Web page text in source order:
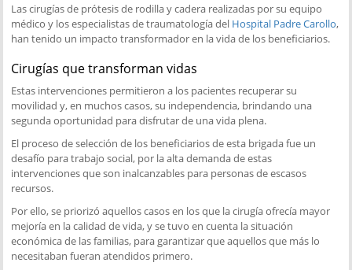
Las cirugías de prótesis de rodilla y cadera realizadas por su equipo
médico y los especialistas de traumatología del Hospital Padre Carollo,
han tenido un impacto transformador en la vida de los beneficiarios.
Cirugías que transforman vidas
Estas intervenciones permitieron a los pacientes recuperar su
movilidad y, en muchos casos, su independencia, brindando una
segunda oportunidad para disfrutar de una vida plena.
El proceso de selección de los beneficiarios de esta brigada fue un
desafío para trabajo social, por la alta demanda de estas
intervenciones que son inalcanzables para personas de escasos
recursos.
Por ello, se priorizó aquellos casos en los que la cirugía ofrecía mayor
mejoría en la calidad de vida, y se tuvo en cuenta la situación
económica de las familias, para garantizar que aquellos que más lo
necesitaban fueran atendidos primero.